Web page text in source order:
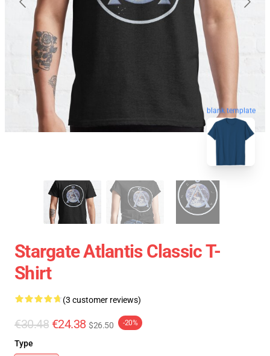
blank template
Stargate Atlantis Classic T-
Shirt
(3 customer reviews)
€30.48 €24.38 $26.50 -20%
Type